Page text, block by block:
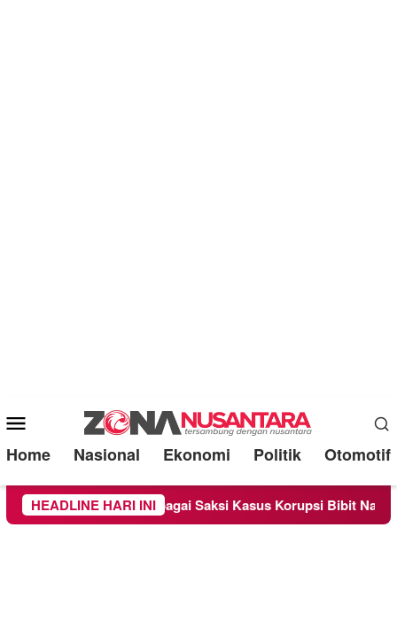
Mobile
Menu
Home Nasional Ekonomi Politik Otomotif
HEADLINE HARI INI
Diperiksa Sebagai Saksi Kasus Korupsi Bibit Nanas